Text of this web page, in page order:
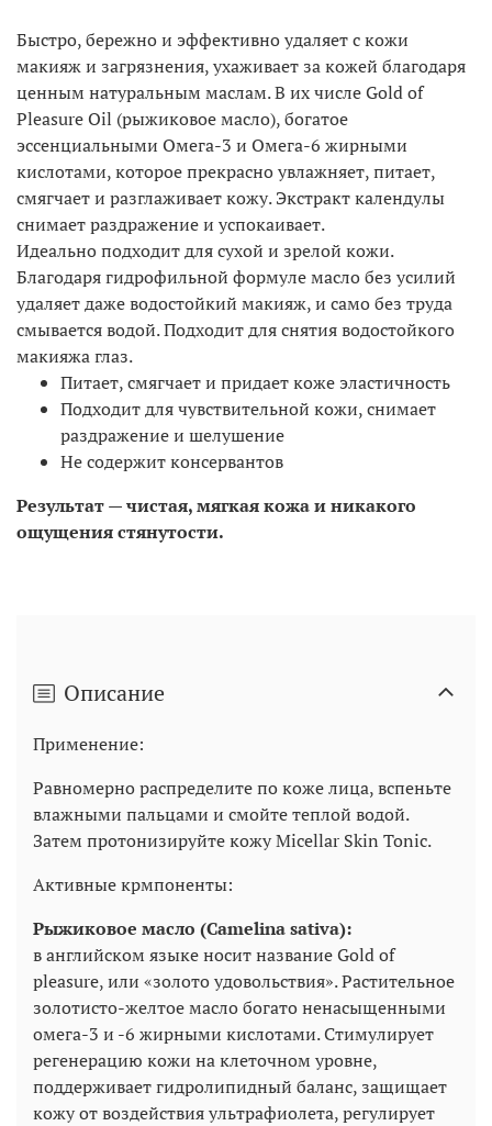
Быстро, бережно и эффективно удаляет с кожи
макияж и загрязнения, ухаживает за кожей благодаря
ценным натуральным маслам. В их числе Gold of
Pleasure Oil (рыжиковое масло), богатое
эссенциальными Омега-3 и Омега-6 жирными
кислотами, которое прекрасно увлажняет, питает,
смягчает и разглаживает кожу. Экстракт календулы
снимает раздражение и успокаивает.
Идеально подходит для сухой и зрелой кожи.
Благодаря гидрофильной формуле масло без усилий
удаляет даже водостойкий макияж, и само без труда
смывается водой. Подходит для снятия водостойкого
макияжа глаз.
Питает, смягчает и придает коже эластичность
Подходит для чувствительной кожи, снимает
раздражение и шелушение
Не содержит консервантов
Результат — чистая, мягкая кожа и никакого
ощущения стянутости.
Описание
Применение:
Равномерно распределите по коже лица, вспеньте
влажными пальцами и смойте теплой водой.
Затем протонизируйте кожуMicellar Skin Tonic.
Активные крмпоненты:
Рыжиковое масло (Camelina sativa):
в английском языке носит название Gold of
pleasure, или «золото удовольствия». Растительное
золотисто-желтое масло богато ненасыщенными
омега-3 и -6 жирными кислотами. Стимулирует
регенерацию кожи на клеточном уровне,
поддерживает гидролипидный баланс, защищает
кожу от воздействия ультрафиолета, регулирует